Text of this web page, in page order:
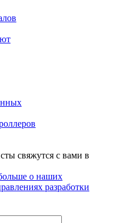
свяжутся с вами в
о наших
разработки